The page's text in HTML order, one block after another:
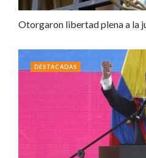
Otorgaron libertad plena a la
DESTACADAS